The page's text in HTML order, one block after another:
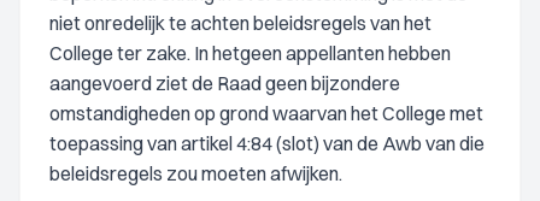
niet onredelijk te achten beleidsregels van het
College ter zake. In hetgeen appellanten hebben
aangevoerd ziet de Raad geen bijzondere
omstandigheden op grond waarvan het College met
toepassing van artikel 4:84 (slot) van de Awb van die
beleidsregels zou moeten afwijken.